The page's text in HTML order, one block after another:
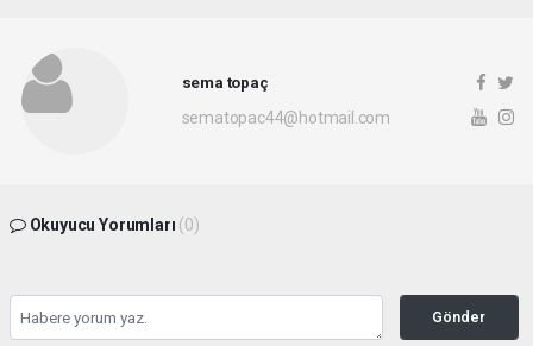
sema topaç
sematopac44@hotmail.com
Okuyucu Yorumları (0)
Gönder